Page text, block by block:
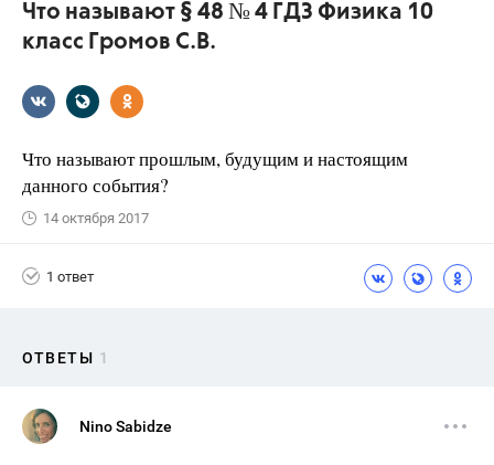
Что называют § 48 № 4 ГДЗ Физика 10
класс Громов С.В.
Что называют прошлым, будущим и настоящим
данного события?
14 октября 2017
1 ответ
ОТВЕТЫ 1
Nino Sabidze